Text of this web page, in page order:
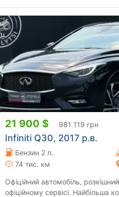
21 900 $ 981 119 грн
Infiniti Q30, 2017 р.в.
Бензин 2 л.
74 тис. км
Офіційний автомобіль,
офіційному сервісі. Найбільша